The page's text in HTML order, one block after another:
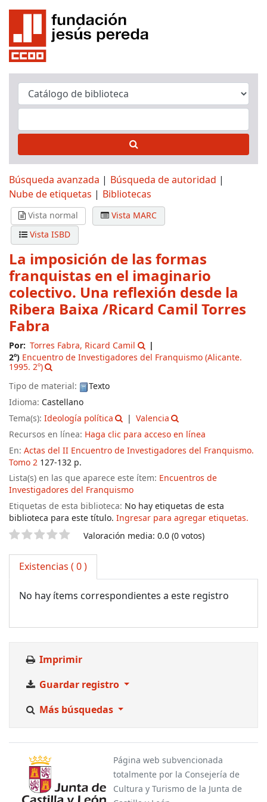
Búsqueda avanzada
Búsqueda de autoridad
Nube de etiquetas
Bibliotecas
Vista normal
Vista MARC
Vista ISBD
La imposición de las formas
franquistas en el imaginario
colectivo. Una reflexión desde la
Ribera Baixa /Ricard Camil Torres
Fabra
Por: Torres Fabra, Ricard Camil
2º) Encuentro de Investigadores del Franquismo(Alicante.
1995. 2º)
Tipo de material:
Texto
Idioma: Castellano
Tema(s): Ideología política
Valencia
Recursos en línea: Haga clic para acceso en línea
En: Actas del II Encuentro de Investigadores del Franquismo.
Tomo 2 127-132 p.
Lista(s) en las que aparece este ítem: Encuentros de
Investigadores del Franquismo
Etiquetas de esta biblioteca: No hay etiquetas de esta
biblioteca para este título. Ingresar para agregar etiquetas.
Valoración Valoración media: 0.0 (0 votos)
Existencias ( 0 )
No hay ítems correspondientes a este registro
Imprimir
Guardar registro
Más búsquedas
Página web subvencionada
totalmente por la Consejería de
Cultura y Turismo de la Junta de